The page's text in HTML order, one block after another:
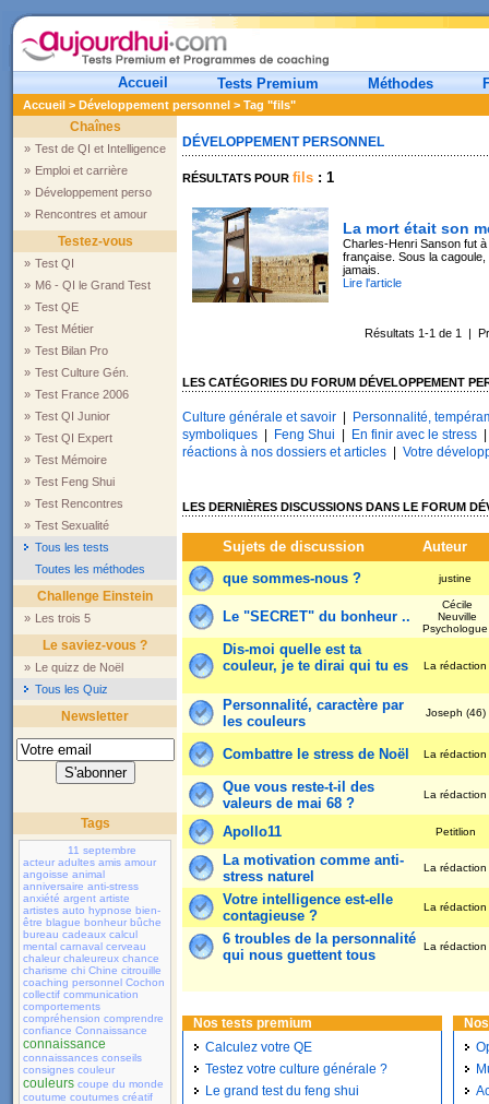
Accueil Tests Premium Méthodes
Accueil > Développement personnel > Tag "fils"
Chaînes
» Test de QI et Intelligence
» Emploi et carrière
» Développement perso
» Rencontres et amour
Testez-vous
» Test QI
» M6 - QI le Grand Test
» Test QE
» Test Métier
» Test Bilan Pro
» Test Culture Gén.
» Test France 2006
» Test QI Junior
» Test QI Expert
» Test Mémoire
» Test Feng Shui
» Test Rencontres
» Test Sexualité
Tous les tests
Toutes les méthodes
Challenge Einstein
» Les trois 5
Le saviez-vous ?
» Le quizz de Noël
Tous les Quiz
Newsletter
Tags
11 septembre
acteur adultes amis amour
angoisse animal
anniversaire anti-stress
anxiété argent artiste
artistes auto hypnose bien-
être blague bonheur bûche
bureau cadeaux calcul
mental carnaval cerveau
chaleur chaleureux chance
charisme chi Chine citrouille
coaching personnel Cochon
collectif communication
comportements
compréhension comprendre
confiance Connaissance
connaissance
connaissances conseils
consignes couleur
couleurs coupe du monde
coutume coutumes créatif
DÉVELOPPEMENT PERSONNEL
RÉSULTATS POUR fils : 1
La mort était son
Charles-Henri Sanson fut
française. Sous la
jamais.
Lire l'article
Résultats 1-1 de 1 |
LES CATÉGORIES DU FORUM DÉVELOPPEMENT
Culture générale et savoir
Personnalité,
symboliques
Feng Shui En finir avec le stress
réactions à nos dossiers et articles
Votre
LES DERNIÈRES DISCUSSIONS DANS LE FORUM
Sujets de discussion
Auteur
que sommes-nous ?
justine
Le "SECRET" du bonheur ..
Cécile
Neuville
Dis-moi quelle est ta
couleur, je te dirai qui tu es
La rédaction
Personnalité, caractère par
les couleurs
Joseph (46)
Combattre le stress de Noël La rédaction
Que vous reste-t-il des
valeurs de mai 68 ?
La rédaction
Apollo11 Petitlion
La motivation comme anti-
stress naturel
La rédaction
Votre intelligence est-elle
contagieuse ?
La rédaction
6 troubles de la personnalité
qui nous guettent tous
La rédaction
Nos tests premium
Calculez votre QE
Testez votre culture générale ?
Le grand test du feng shui